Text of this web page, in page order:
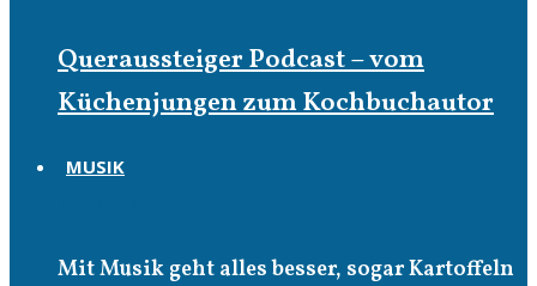
Queraussteiger Podcast – vom
Küchenjungen zum Kochbuchautor
MUSIK
Mit Musik geht alles besser, sogar Kartoffeln